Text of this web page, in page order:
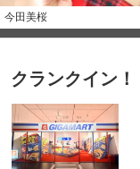
今田美桜
クランクイン